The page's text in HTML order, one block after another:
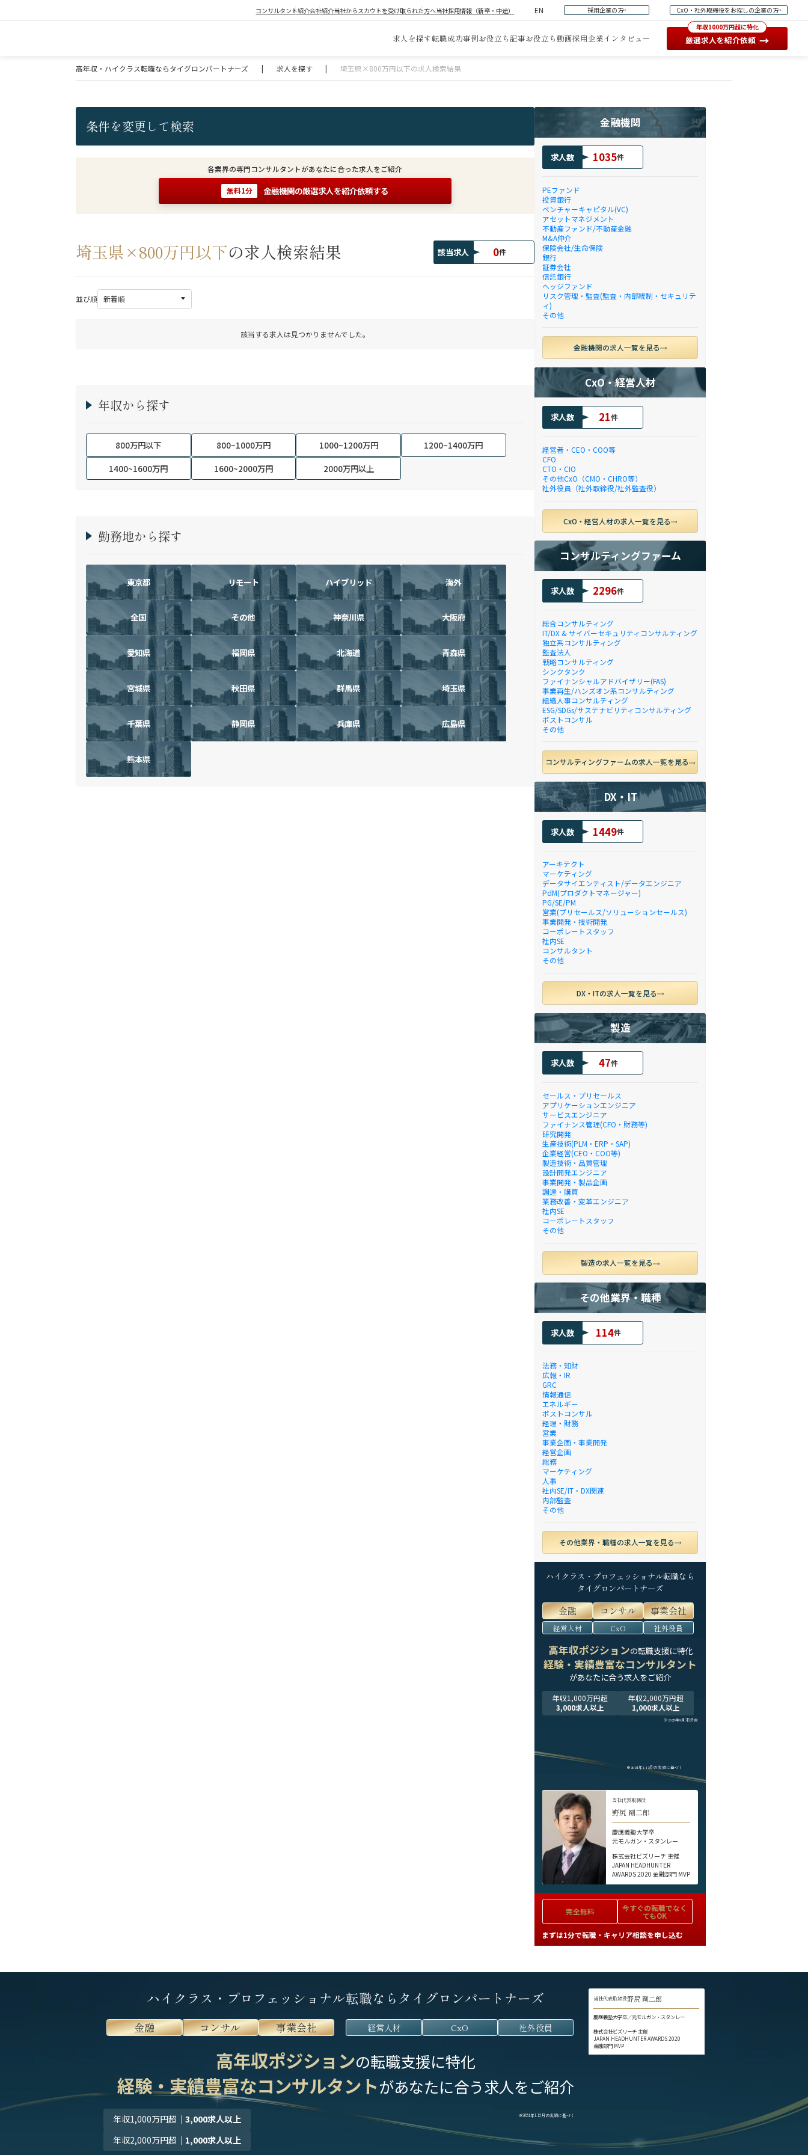
コンサルタント紹介会社紹介当社からスカウトを受け取られた方へ当社採用情報（新卒・中途） EN 採用企業の方 CxO・社外取締役をお探しの企業の方
求人を探す転職成功事例お役立ち記事お役立ち動画採用企業インタビュー
年収1000万円超に特化
厳選求人を紹介依頼 →
高年収・ハイクラス転職ならタイグロンパートナーズ | 求人を探す | 埼玉県×800万円以下の求人検索結果
条件を変更して検索
各業界の専門コンサルタントがあなたに合った求人をご紹介
無料1分 金融機関の厳選求人を紹介依頼する
埼玉県×800万円以下の求人検索結果 該当求人 0件
並び順
該当する求人は見つかりませんでした。
年収から探す
800万円以下 800~1000万円 1000~1200万円
1200~1400万円
1400~1600万円
1600~2000万円 2000万円以上
勤務地から探す
東京都 リモート ハイブリッド 海外
全国 その他 神奈川県 大阪府
愛知県 福岡県 北海道 青森県
宮城県 秋田県 群馬県 埼玉県
千葉県 静岡県 兵庫県 広島県
熊本県
金融機関
求人数 1035件
PEファンド
投資銀行
ベンチャーキャピタル(VC)
アセットマネジメント
不動産ファンド/不動産金融
M&A仲介
保険会社/生命保険
銀行
証券会社
信託銀行
ヘッジファンド
リスク管理・監査(監査・内部統制・セキュリテ
ィ)
その他
金融機関の求人一覧を見る
CxO・経営人材
求人数 21件
経営者・CEO・COO等
CFO
CTO・CIO
その他CxO（CMO・CHRO等）
社外役員（社外取締役/社外監査役）
CxO・経営人材の求人一覧を見る
コンサルティングファーム
求人数 2296件
総合コンサルティング
IT/DX & サイバーセキュリティコンサルティング
独立系コンサルティング
監査法人
戦略コンサルティング
シンクタンク
ファイナンシャルアドバイザリー(FAS)
事業再生/ハンズオン系コンサルティング
組織人事コンサルティング
ESG/SDGs/サステナビリティコンサルティング
ポストコンサル
その他
コンサルティングファームの求人一覧を見る
DX・IT
求人数 1449件
アーキテクト
マーケティング
データサイエンティスト/データエンジニア
PdM(プロダクトマネージャー)
PG/SE/PM
営業(プリセールス/ソリューションセールス)
事業開発・技術開発
コーポレートスタッフ
社内SE
コンサルタント
その他
DX・ITの求人一覧を見る
製造
求人数 47件
セールス・プリセールス
アプリケーションエンジニア
サービスエンジニア
ファイナンス管理(CFO・財務等)
研究開発
生産技術(PLM・ERP・SAP)
企業経営(CEO・COO等)
製造技術・品質管理
設計開発エンジニア
事業開発・製品企画
調達・購買
業務改善・変革エンジニア
社内SE
コーポレートスタッフ
その他
製造の求人一覧を見る
その他業界・職種
求人数 114件
法務・知財
広報・IR
GRC
情報通信
エネルギー
ポストコンサル
経理・財務
営業
事業企画・事業開発
経営企画
総務
マーケティング
人事
社内SE/IT・DX関連
内部監査
その他
その他業界・職種の求人一覧を見る
ハイクラス・プロフェッショナル転職なら
タイグロンパートナーズ
金融 コンサル 事業会社
経営人材 CxO 社外役員
高年収ポジションの転職支援に特化
経験・実績豊富なコンサルタント
があなたに合う求人をご紹介
年収1,000万円超
3,000求人以上
年収2,000万円超
1,000求人以上
※2025年9月末時点
※2024年1-12月の実績に基づく
当社代表取締役
野尻 剛二郎
慶應義塾大学卒
元モルガン・スタンレー
株式会社ビズリーチ 主催
JAPAN HEADHUNTER
AWARDS 2020 金融部門 MVP
完全無料 今すぐの転職でなく
てもOK
まずは1分で転職・キャリア相談を申し込む
ハイクラス・プロフェッショナル転職ならタイグロンパートナーズ
金融 コンサル 事業会社 経営人材 CxO 社外役員
高年収ポジションの転職支援に特化
経験・実績豊富なコンサルタントがあなたに合う求人をご紹介
年収1,000万円超 ｜3,000求人以上
年収2,000万円超 ｜ 1,000求人以上
※2024年1-12月の実績に基づく
当社代表取締役野尻 剛二郎
慶應義塾大学卒／元モルガン・スタンレー
株式会社ビズリーチ 主催
JAPAN HEADHUNTER AWARDS 2020
金融部門 MVP